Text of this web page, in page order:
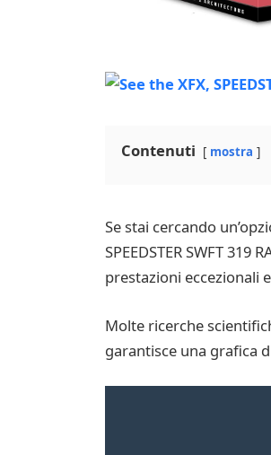
Contenuti mostra
Se stai cercando
SPEEDSTER SWFT
prestazioni eccezionali
Molte ricerche
garantisce una grafica